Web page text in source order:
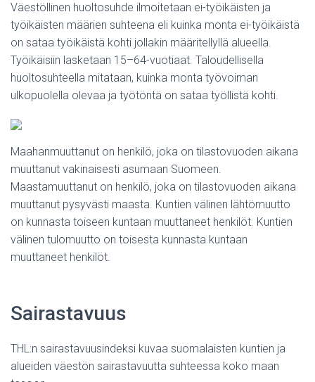
Väestöllinen huoltosuhde ilmoitetaan ei-työikäisten ja
työikäisten määrien suhteena eli kuinka monta ei-työikäistä
on sataa työikäistä kohti jollakin määritellyllä alueella.
Työikäisiin lasketaan 15–64-vuotiaat. Taloudellisella
huoltosuhteella mitataan, kuinka monta työvoiman
ulkopuolella olevaa ja työtöntä on sataa työllistä kohti.
Maahanmuuttanut on henkilö, joka on tilastovuoden aikana
muuttanut vakinaisesti asumaan Suomeen.
Maastamuuttanut on henkilö, joka on tilastovuoden aikana
muuttanut pysyvästi maasta. Kuntien välinen lähtömuutto
on kunnasta toiseen kuntaan muuttaneet henkilöt. Kuntien
välinen tulomuutto on toisesta kunnasta kuntaan
muuttaneet henkilöt.
Sairastavuus
THL:n sairastavuusindeksi kuvaa suomalaisten kuntien ja
alueiden väestön sairastavuutta suhteessa koko maan